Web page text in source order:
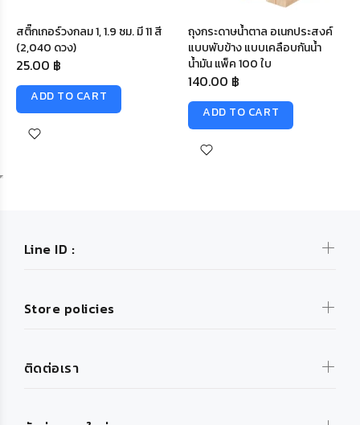
สติ๊กเกอร์วงกลม 1, 1.9 ซม. มี 11 สี
(2,040 ดวง)
25.00 ฿
ADD TO CART
ถุงกระดาษน้ำตาล อเนกประสงค์
แบบพับข้าง แบบเคลือบกันน้ำ
น้ำมัน แพ็ค 100 ใบ
140.00 ฿
ADD TO CART
Line ID :
Store policies
ติดต่อเรา